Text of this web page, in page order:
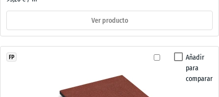
Ver producto
Añadir
para
comparar
FP